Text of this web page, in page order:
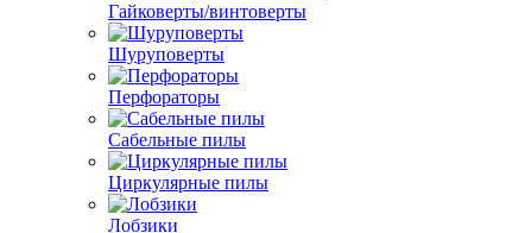
Гайковерты/винтоверты
Шуруповерты
Перфораторы
Сабельные пилы
Циркулярные пилы
Лобзики